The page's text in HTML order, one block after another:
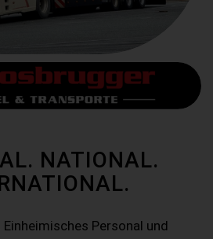
NATIONAL.
Einheimisches Personal und